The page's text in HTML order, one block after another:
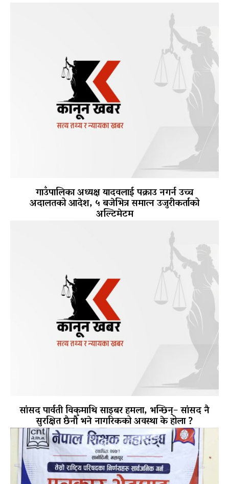
गाउँपालिका अध्यक्ष यादवलाई पक्राउ नगर्न उच्च
अदालतको आदेश, ५ बजेभित्र समात्न उजुरीकर्ताको
अल्टिमेटम
सांसद पार्वती विकमाथि साइबर हमला, भन्छिन्– सांसद नै
सुरक्षित छैनौँ भने नागरिकको अवस्था के होला ?